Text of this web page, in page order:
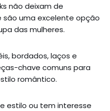
não deixam de
uma excelente opção
das mulheres.
bordados, laços e
chave comuns para
romântico.
estilo ou tem interesse